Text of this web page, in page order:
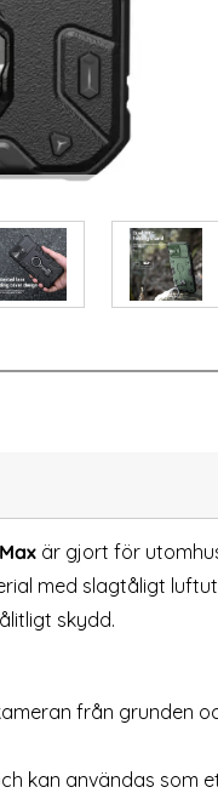
Härdat glas
är gjort för
med slagtåligt
skydd.
från grunden
kan användas som